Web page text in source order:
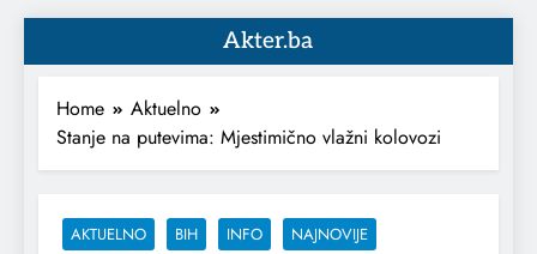
Akter.ba
Home
Aktuelno
Stanje na putevima: Mjestimično vlažni kolovozi
AKTUELNO BIH INFO
NAJNOVIJE